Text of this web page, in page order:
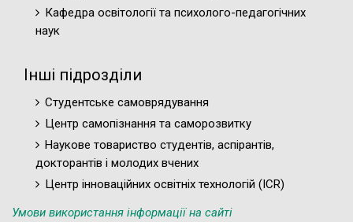
Кафедра освітології та психолого-педагогічних
наук
Інші підрозділи
Студентське самоврядування
Центр самопізнання та саморозвитку
Наукове товариство студентів, аспірантів,
докторантів і молодих вчених
Центр інноваційних освітніх технологій (ICR)
Умови використання інформації на сайті